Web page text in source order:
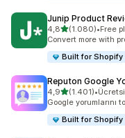
Junip Product
4,85 yıldız
(1.080)
toplam 1080 •Free
Convert more with
Built for Shopify
Reputon Google
4,95 yıldız
(1.401)
toplam 1401 •
Google yorumlarını
Built for Shopify